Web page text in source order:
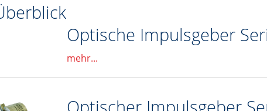
Serie ONE 50, 80, 110
der Serie ROBOT 100, 130, 160, 220
der Serie SC 65 (100), 130, 160
Leitungen
für 4 Leitungen
Optische Impulsgeber
mehr...